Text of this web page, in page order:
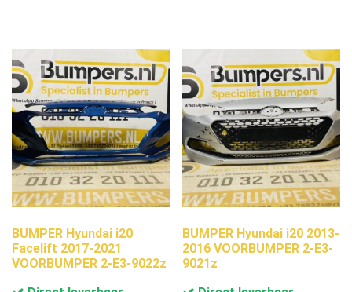
BUMPER Hyundai i20
Facelift 2017-2021
VOORBUMPER 2-E3-9022z
BUMPER Hyundai i20 2013-
2016 VOORBUMPER 2-E3-
9021z